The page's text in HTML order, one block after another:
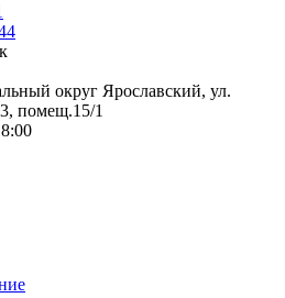
округ Ярославский, ул.
помещ.15/1